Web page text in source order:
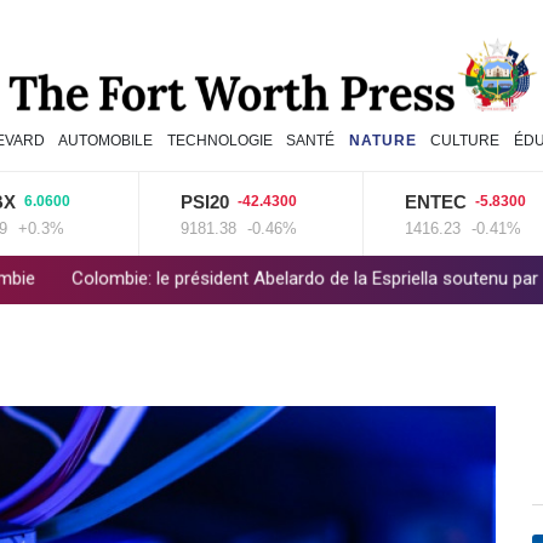
AUTOMOBILE TECHNOLOGIE SANTÉ NATURE CULTURE
-42.4300
9181.38 -0.46%
ENTEC -5.8300
1416.23 -0.41%
le président Abelardo de la Espriella soutenu par Trump, entre